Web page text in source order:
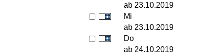
ab 23.10.2019
Mi
ab 23.10.2019
Do
ab 24.10.2019